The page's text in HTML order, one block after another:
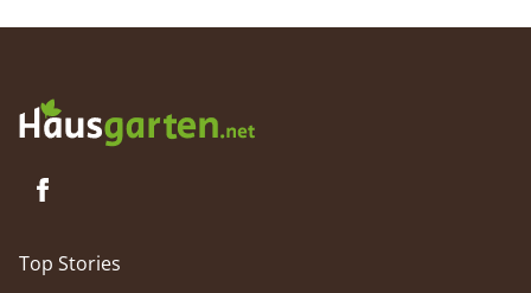
Top Stories